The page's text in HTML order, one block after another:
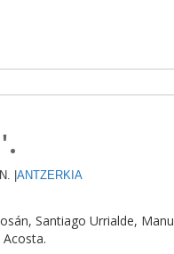
| ANTZERKIA
Santiago Urrialde, Manu